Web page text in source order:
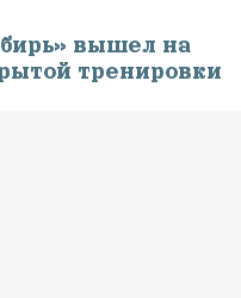
вышел на
тренировки